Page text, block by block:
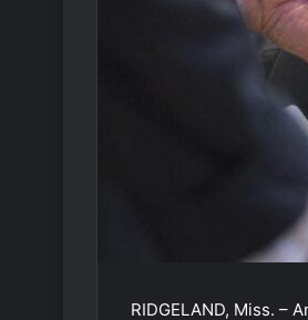
RIDGELAND, Miss. –